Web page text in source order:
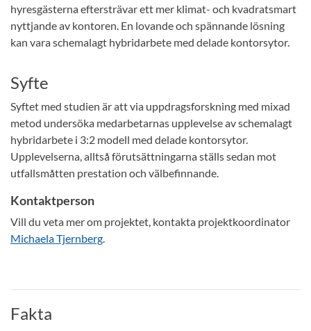
hyresgästerna eftersträvar ett mer klimat- och kvadratsmart
nyttjande av kontoren. En lovande och spännande lösning
kan vara schemalagt hybridarbete med delade kontorsytor.
Syfte
Syftet med studien är att via uppdragsforskning med mixad
metod undersöka medarbetarnas upplevelse av schemalagt
hybridarbete i 3:2 modell med delade kontorsytor.
Upplevelserna, alltså förutsättningarna ställs sedan mot
utfallsmåtten prestation och välbefinnande.
Kontaktperson
Vill du veta mer om projektet, kontakta projektkoordinator
Michaela Tjernberg.
Fakta